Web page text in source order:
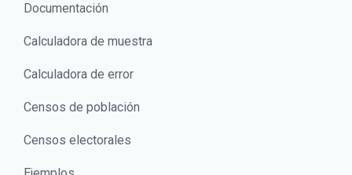
Documentación
Calculadora de muestra
Calculadora de error
Censos de población
Censos electorales